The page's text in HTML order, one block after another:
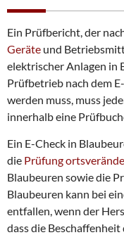
Ein Prüfbericht, der
Geräte und
elektrischer Anlagen in
Prüfbetrieb nach dem
werden muss, muss
innerhalb eine
Ein E-Check in
die Prüfung
Blaubeuren sowie die
Blaubeuren kann bei
entfallen, wenn der
dass die